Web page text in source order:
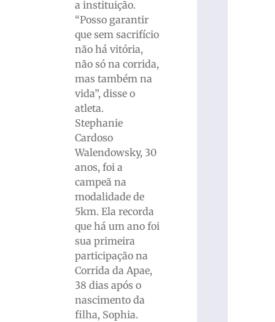
a instituição.
“Posso garantir
que sem sacrifício
não há vitória,
não só na corrida,
mas também na
vida”, disse o
atleta.
Stephanie
Cardoso
Walendowsky, 30
anos, foi a
campeã na
modalidade de
5km. Ela recorda
que há um ano foi
sua primeira
participação na
Corrida da Apae,
38 dias após o
nascimento da
filha, Sophia.